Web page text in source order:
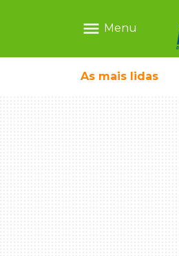
menu Menu
As mais lidas
ganhar dia oficial em MS